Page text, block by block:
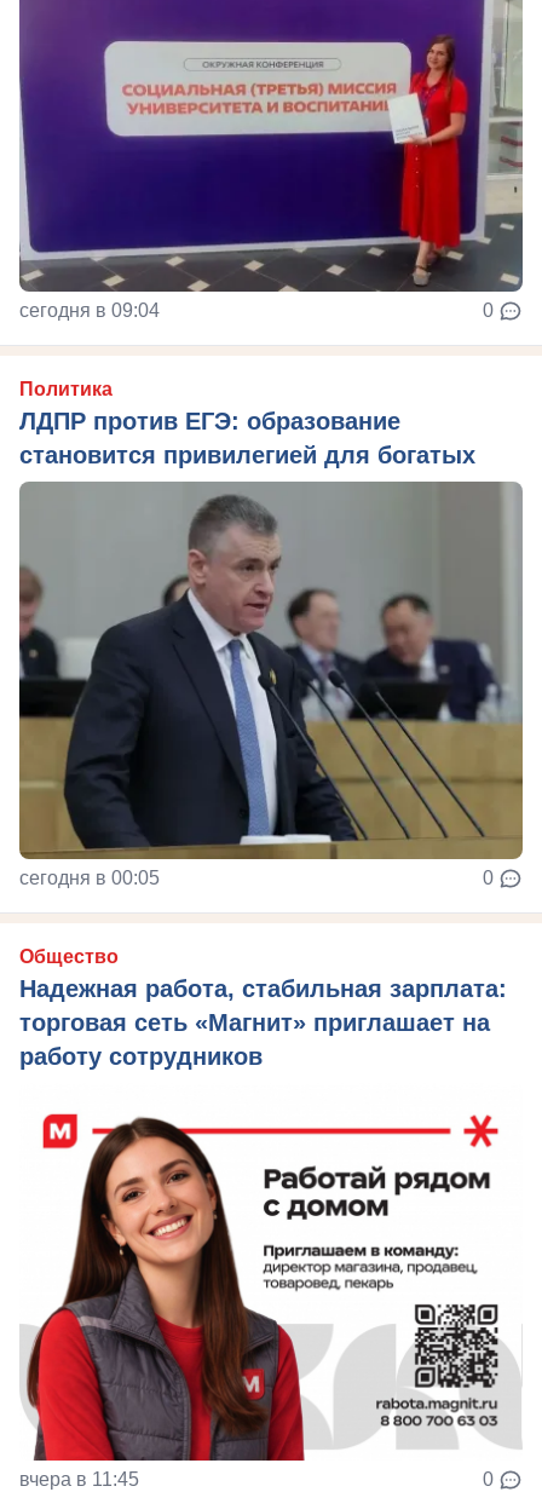
сегодня в 09:04 0
Политика
ЛДПР против ЕГЭ: образование
становится привилегией для богатых
сегодня в 00:05 0
Общество
Надежная работа, стабильная зарплата:
торговая сеть «Магнит» приглашает на
работу сотрудников
вчера в 11:45 0